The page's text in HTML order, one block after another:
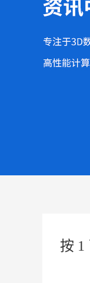
按 1